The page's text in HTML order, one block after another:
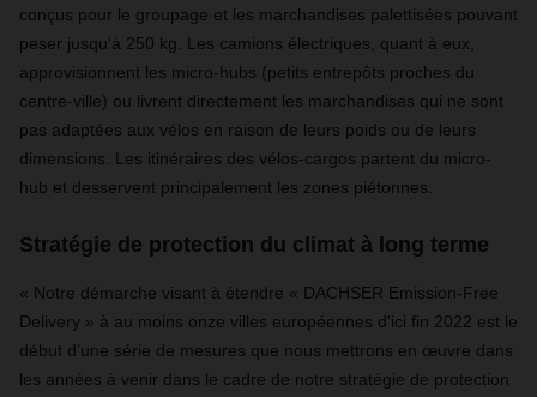
conçus pour le groupage et les marchandises palettisées pouvant
peser jusqu'à 250 kg. Les camions électriques, quant à eux,
approvisionnent les micro-hubs (petits entrepôts proches du
centre-ville) ou livrent directement les marchandises qui ne sont
pas adaptées aux vélos en raison de leurs poids ou de leurs
dimensions. Les itinéraires des vélos-cargos partent du micro-
hub et desservent principalement les zones piétonnes.
Stratégie de protection du climat à long terme
« Notre démarche visant à étendre « DACHSER Emission-Free
Delivery » à au moins onze villes européennes d'ici fin 2022 est le
début d’une série de mesures que nous mettrons en œuvre dans
les années à venir dans le cadre de notre stratégie de protection